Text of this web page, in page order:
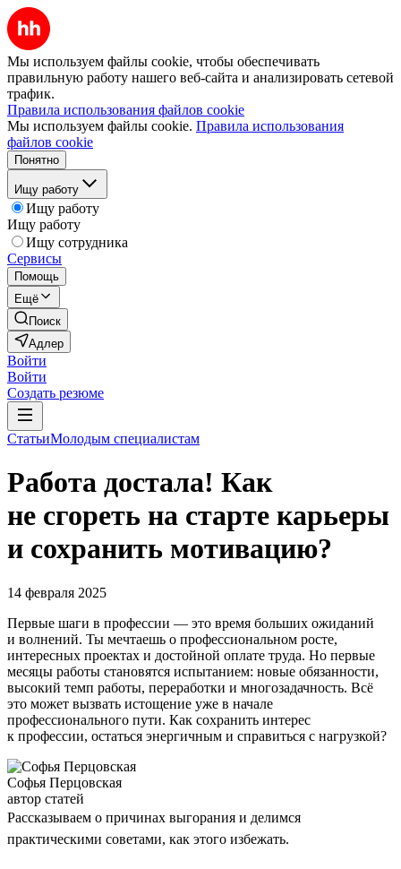
Мы используем файлы cookie, чтобы обеспечивать
правильную работу нашего веб-сайта и анализировать сетевой
трафик.
Правила использования файлов cookie
Мы используем файлы cookie. Правила использования
файлов cookie
Понятно
Ищу работу
Ищу работу
Ищу работу
Ищу сотрудника
Сервисы
Помощь
Ещё
Поиск
Адлер
Войти
Войти
Создать резюме
СтатьиМолодым специалистам
Работа достала! Как
не сгореть на старте карьеры
и сохранить мотивацию?
14 февраля 2025
Первые шаги в профессии — это время больших ожиданий
и волнений. Ты мечтаешь о профессиональном росте,
интересных проектах и достойной оплате труда. Но первые
месяцы работы становятся испытанием: новые обязанности,
высокий темп работы, переработки и многозадачность. Всё
это может вызвать истощение уже в начале
профессионального пути. Как сохранить интерес
к профессии, остаться энергичным и справиться с нагрузкой?
Софья Перцовская
автор статей
Рассказываем о причинах выгорания и делимся
практическими советами, как этого избежать.